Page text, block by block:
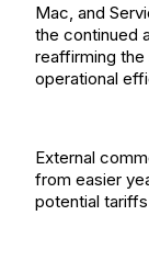
Mac, and
the continued
reaffirming the
operational
External
from easier
potential